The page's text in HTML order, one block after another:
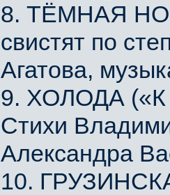
8. ТЁМНАЯ
свистят по
Агатова,
9. ХОЛОДА («К
Стихи
Александра
10.